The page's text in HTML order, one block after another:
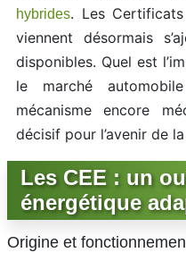
hybrides. Les Certificats
viennent désormais
disponibles. Quel est
le marché
mécanisme encore
décisif pour l’avenir de
Les CEE : un
énergétique
Origine et